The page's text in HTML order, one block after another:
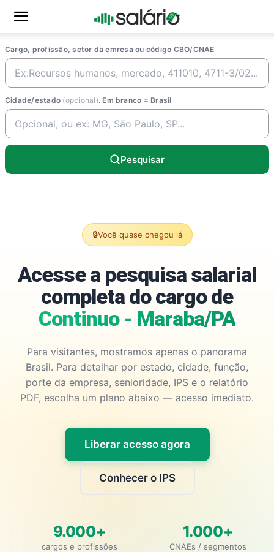
Cargo, profissão, setor da emresa ou código CBO/CNAE
Cidade/estado (opcional). Em branco = Brasil
Pesquisar
🔒Você quase chegou lá
Acesse a pesquisa salarial
completa do cargo de
Continuo - Maraba/PA
Para visitantes, mostramos apenas o panorama
Brasil. Para detalhar por estado, cidade, função,
porte da empresa, senioridade, IPS e o relatório
PDF, escolha um plano abaixo — acesso imediato.
Liberar acesso agora
Conhecer o IPS
9.000+
cargos e profissões
1.000+
CNAEs / segmentos